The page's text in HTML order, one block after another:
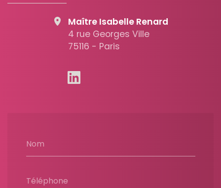
Nom
Téléphone
Maître Isabelle Renard
4 rue Georges Ville
75116 - Paris